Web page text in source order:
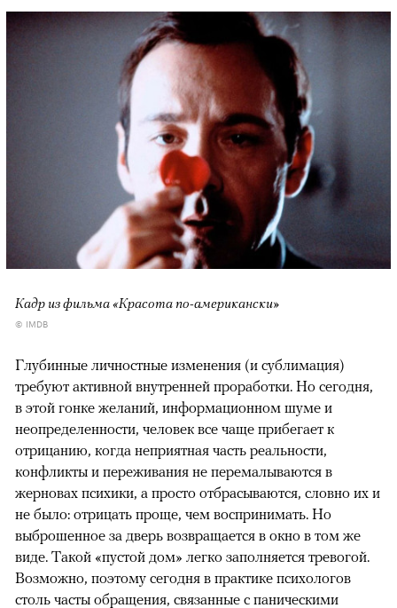
Кадр из фильма «Красота по-американски»
© IMDB
Глубинные личностные изменения (и сублимация)
требуют активной внутренней проработки. Но сегодня,
в этой гонке желаний, информационном шуме и
неопределенности, человек все чаще прибегает к
отрицанию, когда неприятная часть реальности,
конфликты и переживания не перемалываются в
жерновах психики, а просто отбрасываются, словно их и
не было: отрицать проще, чем воспринимать. Но
выброшенное за дверь возвращается в окно в том же
виде. Такой «пустой дом» легко заполняется тревогой.
Возможно, поэтому сегодня в практике психологов
столь часты обращения, связанные с паническими